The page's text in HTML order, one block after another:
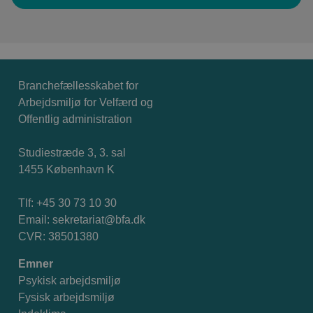
Branchefællesskabet for
Arbejdsmiljø for Velfærd og
Offentlig administration
Studiestræde 3, 3. sal
1455 København K
Tlf: +45 30 73 10 30
Email: sekretariat@bfa.dk
CVR: 38501380
Emner
Psykisk arbejdsmiljø
Fysisk arbejdsmiljø